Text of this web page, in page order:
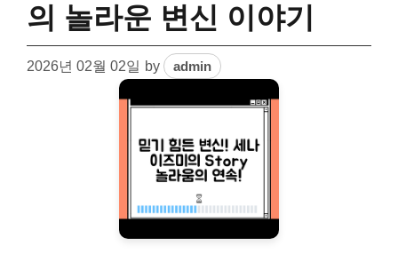
의 놀라운 변신 이야기
2026년 02월 02일 by admin